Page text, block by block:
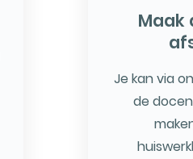
Maak
Je kan via
de